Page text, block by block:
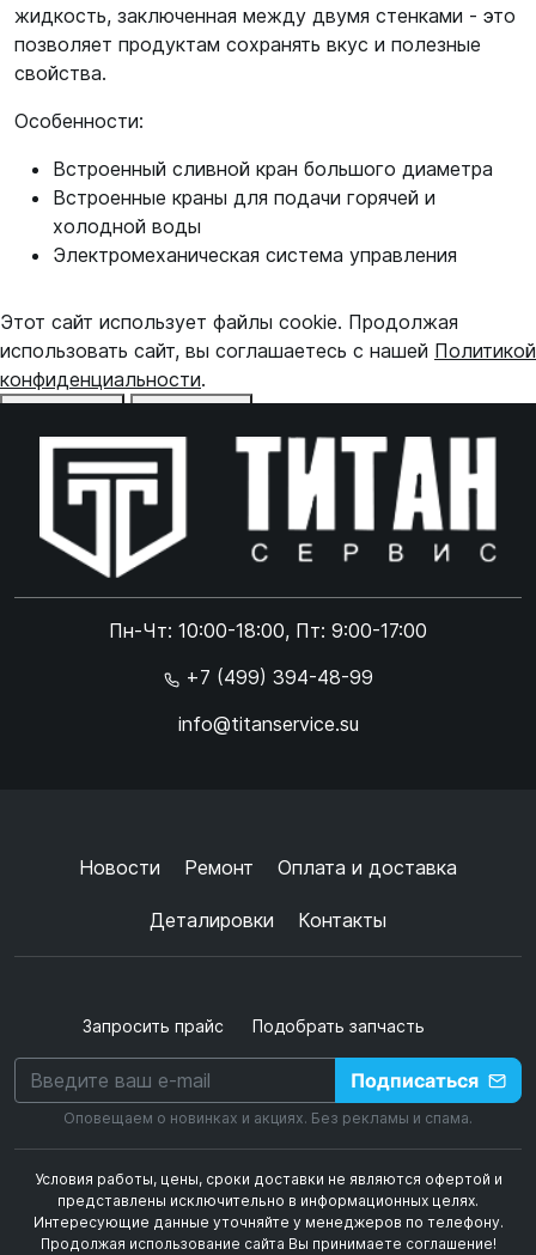
жидкость, заключенная между двумя стенками - это
позволяет продуктам сохранять вкус и полезные
свойства.
Особенности:
Встроенный сливной кран большого диаметра
Встроенные краны для подачи горячей и
холодной воды
Электромеханическая система управления
Пн-Чт: 10:00-18:00, Пт: 9:00-17:00
+7 (499) 394-48-99
info@titanservice.su
Новости Ремонт Оплата и доставка
Деталировки Контакты
Запросить прайс Подобрать запчасть
Подписаться
Оповещаем о новинках и акциях. Без рекламы и спама.
Условия работы, цены, сроки доставки не являются офертой и
представлены исключительно в информационных целях.
Интересующие данные уточняйте у менеджеров по телефону.
Продолжая использование сайта Вы принимаете соглашение!
Этот сайт использует файлы cookie. Продолжая
использовать сайт, вы соглашаетесь с нашей Политикой
конфиденциальности.
Online чат
Online чат